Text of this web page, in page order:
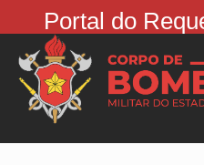
Portal do